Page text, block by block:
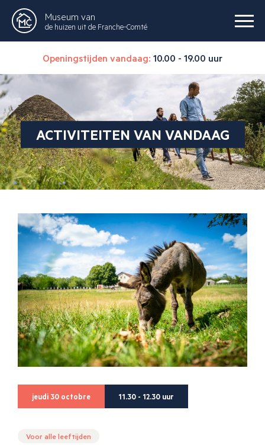
Museum van
de huizen uit de Franche-Comté
Openingstijden vandaag: 10.00 - 19.00 uur
ACTIVITEITEN VAN VANDAAG
jeudi 30 octobre 11.30 - 12.30 uur
Voor alle leeftijden